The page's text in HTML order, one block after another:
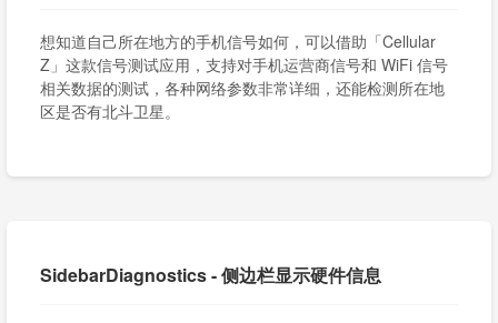
想知道自己所在地方的手机信号如何，可以借助「Cellular
Z」这款信号测试应用，支持对手机运营商信号和 WiFi 信号
相关数据的测试，各种网络参数非常详细，还能检测所在地
区是否有北斗卫星。
SidebarDiagnostics - 侧边栏显示硬件信息